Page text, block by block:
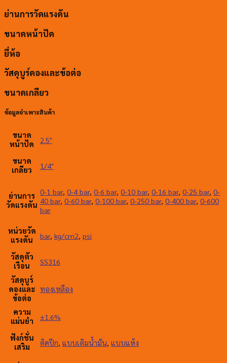
ย่านการวัดแรงดัน
ขนาดหน้าปัด
ยี่ห้อ
วัสดุบูร์ดองและข้อต่อ
ขนาดเกลียว
ข้อมูลจำเพาะสินค้า
ขนาด
หน้าปัด
2.5"
ขนาด
เกลียว
1/4"
ย่านการ
วัดแรงดัน
0-1 bar, 0-4 bar, 0-6 bar, 0-10 bar, 0-16 bar, 0-25 bar, 0-
40 bar, 0-60 bar, 0-100 bar, 0-250 bar, 0-400 bar, 0-600
bar
หน่วยวัด
แรงดัน
bar, kg/cm2 psi
วัสดุตัว
เรือน
SS316
วัสดุบูร์
ดองและ
ข้อต่อ
ทองเหลือง
ความ
แม่นยำ
±1.6%
ฟังก์ชั่น
เสริม
ติดปีก แบบเติมน้ำมัน แบบแห้ง